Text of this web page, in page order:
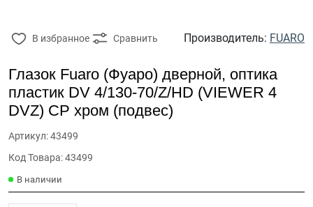
В избранное Сравнить Производитель: FUARO
Глазок Fuaro (Фуаро) дверной, оптика
пластик DV 4/130-70/Z/HD (VIEWER 4
DVZ) CP хром (подвес)
Артикул: 43499
Код Товара: 43499
В наличии